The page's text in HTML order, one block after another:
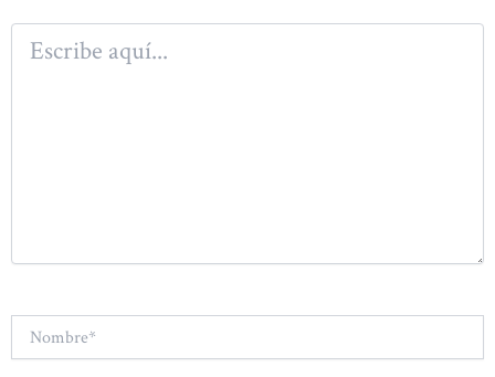
Escribe
aquí...